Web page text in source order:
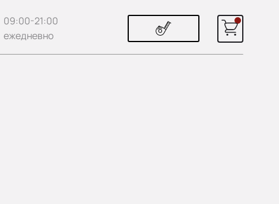
09:00-21:00
ежедневно